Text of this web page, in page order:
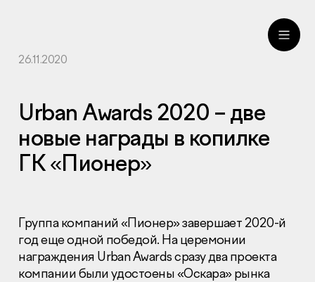
26.11.2020
Urban Awards 2020 – две
новые награды в копилке
ГК «Пионер»
Группа компаний «Пионер» завершает 2020-й
год еще одной победой. На церемонии
награждения Urban Awards сразу два проекта
компании были удостоены «Оскара» рынка